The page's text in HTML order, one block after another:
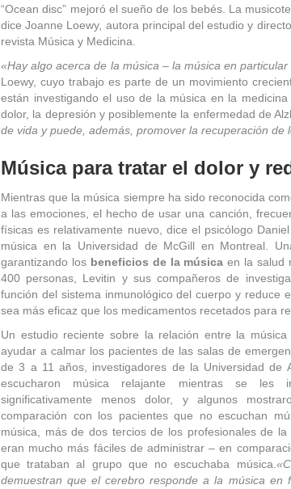
“Ocean disc” mejoró el sueño de los bebés. La
dice Joanne Loewy, autora principal del estudio y
revista Música y Medicina.
«Hay algo acerca de la música – la música en
Loewy, cuyo trabajo es parte de un movimiento
están investigando el uso de la música en la
dolor, la depresión y posiblemente la enfermedad de
de vida y puede, además, promover la recuperación de
Música para tratar el dolor y
Mientras que la música siempre ha sido reconocida
a las emociones, el hecho de usar una canción,
físicas es relativamente nuevo, dice el psicólogo
música en la Universidad de McGill en Montreal.
garantizando los beneficios de la música en la salud
400 personas, Levitin y sus compañeros de
función del sistema inmunológico del cuerpo y reduce
sea más eficaz que los medicamentos recetados para
Un estudio reciente sobre la relación entre la
ayudar a calmar los pacientes de las salas de
de 3 a 11 años, investigadores de la Universidad de
escucharon música relajante mientras se les
significativamente menos dolor, y algunos
comparación con los pacientes que no escuchan
música, más de dos tercios de los profesionales de
eran mucho más fáciles de administrar – en
que trataban al grupo que no escuchaba música.
demuestran que el cerebro responde a la música en